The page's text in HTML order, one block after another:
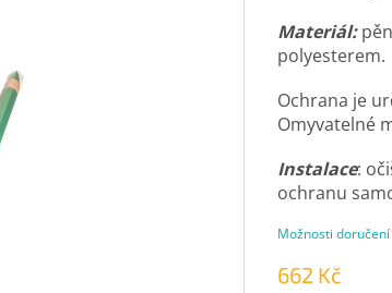
662 Kč
Možnosti doručení
Materiál:
polyesterem.
Ochrana je
Omyvatelné
Instalace:
ochranu